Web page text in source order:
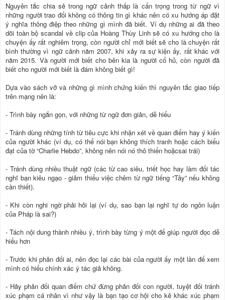
Nguyên tắc chia sẻ trong ngữ cảnh thấp là cẩn trọng trong từ ngữ vì
những người trao đổi không có thông tin gì khác nên có xu hướng áp đặt
ý nghĩa thông điệp theo những gì mình đã biết. Ví dụ những ai đã theo
dõi toàn bộ scandal về clip của Hoàng Thùy Linh sẽ có xu hướng cho là
chuyện ấy rất nghiêm trọng, còn người chỉ mới biết sẽ cho là chuyện rất
bình thường vì ngữ cảnh năm 2007, khi xảy ra sự kiện ấy, rất khác với
năm 2015. Và người mới biết cho bên kia là người cổ hủ, còn người đã
biết cho người mới biết là đám không biết gì!
Dựa vào sách vở và những gì mình chứng kiến thì nguyên tắc giao tiếp
trên mạng nên là:
- Trình bày ngắn gọn, với những từ ngữ đơn giản, dễ hiểu
- Tránh dùng những tính từ tiêu cực khi nhận xét về quan điểm hay ý kiến
của người khác (ví dụ, có thể nói bạn không thích tranh hoặc cách biểu
đạt của tờ “Charlie Hebdo”, không nên nói nó thô thiển hoặcsai trái)
- Tránh dùng nhiều thuật ngữ (các từ cao siêu, triết học hay làm đối tác
nghĩ bạn kiêu ngạo - giảm thiểu việc chêm từ ngữ tiếng “Tây” nếu không
cần thiết).
- Khi còn nghi ngờ phải hỏi lại (ví dụ, sao bạn lại nghĩ tự do ngôn luận
của Pháp là sai?)
- Tách nội dung thành nhiều ý, trình bày từng ý một để giúp người đọc dễ
hiểu hơn
- Trước khi phản đối ai, nên đọc lại các bài của người ấy một lần để xem
mình có hiểu chính xác ý tác giả không.
- Hãy phản đối quan điểm chứ đừng phản đối con người, tuyệt đối tránh
xúc phạm cá nhân vì như vậy là bạn tạo cơ hội cho kẻ khác xúc phạm